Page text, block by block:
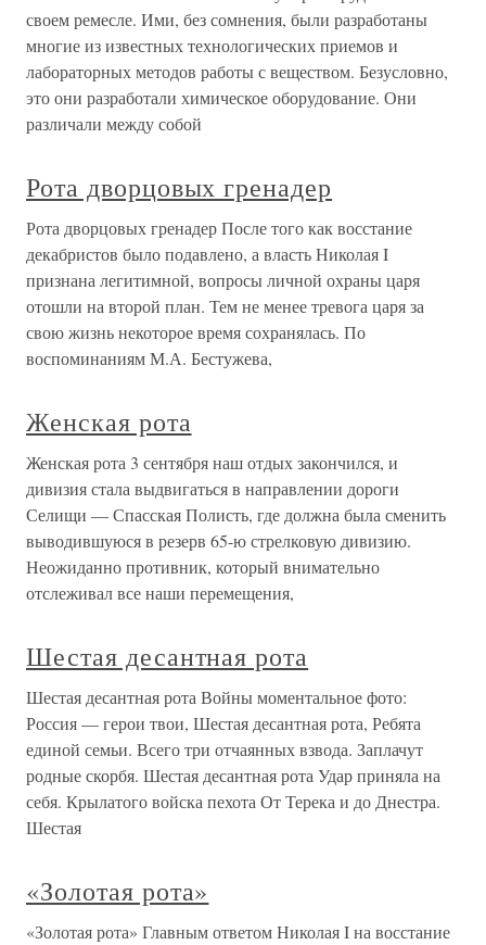
своем ремесле. Ими, без сомнения, были разработаны
многие из известных технологических приемов и
лабораторных методов работы с веществом. Безусловно,
это они разработали химическое оборудование. Они
различали между собой
Рота дворцовых гренадер
Рота дворцовых гренадер После того как восстание
декабристов было подавлено, а власть Николая I
признана легитимной, вопросы личной охраны царя
отошли на второй план. Тем не менее тревога царя за
свою жизнь некоторое время сохранялась. По
воспоминаниям М.А. Бестужева,
Женская рота
Женская рота 3 сентября наш отдых закончился, и
дивизия стала выдвигаться в направлении дороги
Селищи — Спасская Полисть, где должна была сменить
выводившуюся в резерв 65-ю стрелковую дивизию.
Неожиданно противник, который внимательно
отслеживал все наши перемещения,
Шестая десантная рота
Шестая десантная рота Войны моментальное фото:
Россия — герои твои, Шестая десантная рота, Ребята
единой семьи. Всего три отчаянных взвода. Заплачут
родные скорбя. Шестая десантная рота Удар приняла на
себя. Крылатого войска пехота От Терека и до Днестра.
Шестая
«Золотая рота»
«Золотая рота» Главным ответом Николая I на восстание